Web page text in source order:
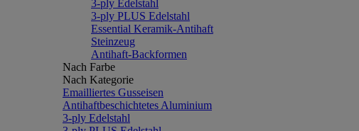
3-ply Edelstahl
3-ply PLUS Edelstahl
Essential Keramik-Antihaft
Steinzeug
Antihaft-Backformen
Nach Farbe
Nach Kategorie
Emailliertes Gusseisen
Antihaftbeschichtetes Aluminium
3-ply Edelstahl